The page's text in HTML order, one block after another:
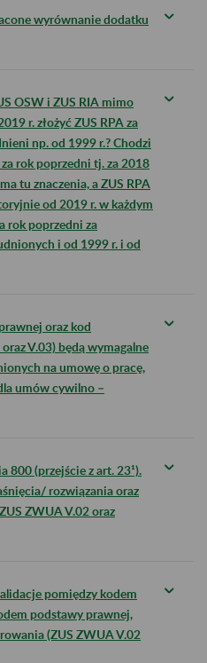
wyrównanie dodatku
OSW i ZUS RIA mimo
r. złożyć ZUS RPA za
np. od 1999 r.? Chodzi
rok poprzedni tj. za 2018
tu znaczenia, a ZUS RPA
od 2019 r. w każdym
rok poprzedni za
i od 1999 r. i od
oraz kod
V.03) będą wymagalne
na umowę o pracę,
umów cywilno –
800 (przejście z art. 23¹).
rozwiązania oraz
ZWUA V.02 oraz
pomiędzy kodem
podstawy prawnej,
(ZUS ZWUA V.02